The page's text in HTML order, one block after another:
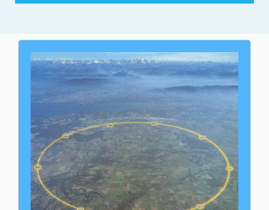
seconde 7,5 keer rond de Aarde kunnen gaan, of binnen 1,3